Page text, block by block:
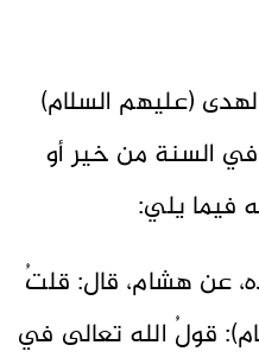
(عليهم السلام)
في السنة من خير أو
فيما يلي:
عن هشام، قال: قلتُ
قولُ الله تعالى في